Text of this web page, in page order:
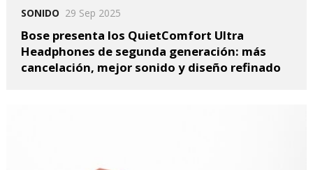
SONIDO 29 Sep 2025
Bose presenta los QuietComfort Ultra
Headphones de segunda generación: más
cancelación, mejor sonido y diseño refinado